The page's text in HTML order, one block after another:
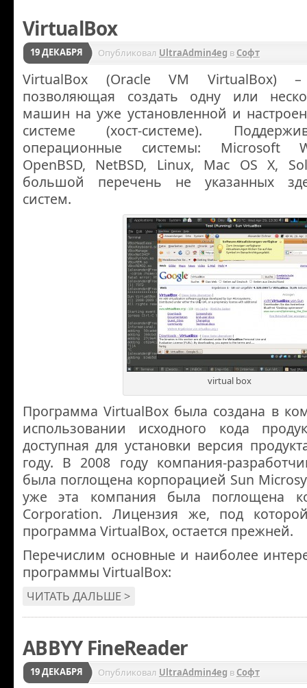
VirtualBox
19 ДЕКАБРЯ Опубликовал UltraAdmin4eg в Софт
VirtualBox (Oracle VM VirtualBox)
позволяющая создать одну или
машин на уже установленной и
системе (хост-системе).
операционные системы: Microsoft
OpenBSD, NetBSD, Linux, Mac OS X,
большой перечень не указанных
систем.
virtual box
Программа VirtualBox была создана в
использовании исходного кода
доступная для установки версия
году. В 2008 году компания-
была поглощена корпорацией Sun
уже эта компания была поглощена
Corporation. Лицензия же, под которой
программа VirtualBox, остается прежней.
Перечислим основные и наиболее
программы VirtualBox:
ЧИТАТЬ ДАЛЬШЕ >
ABBYY FineReader
19 ДЕКАБРЯ Опубликовал UltraAdmin4eg в Софт